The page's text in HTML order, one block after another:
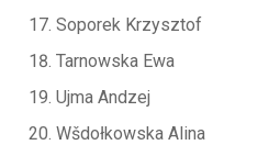
Soporek Krzysztof
Tarnowska Ewa
Ujma Andzej
Wšdołkowska Alina